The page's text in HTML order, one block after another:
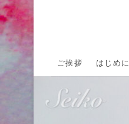
ご挨拶 はじめに